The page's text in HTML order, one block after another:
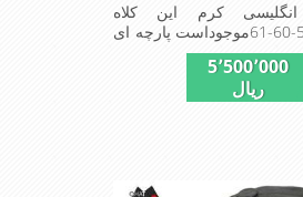
کرم این کلاه
درسایزهای59-60-61موجوداست پارچه ای
در این کلاه محصول کارخا
ترویرا است وآستری نخ پنبه
5٬500٬000
ریال